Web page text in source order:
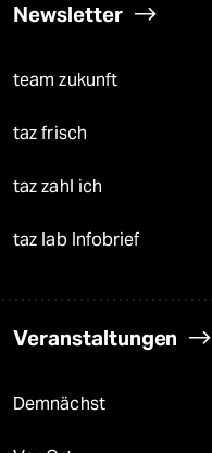
Newsletter
team zukunft
taz frisch
taz zahl ich
taz lab Infobrief
Veranstaltungen
Demnächst